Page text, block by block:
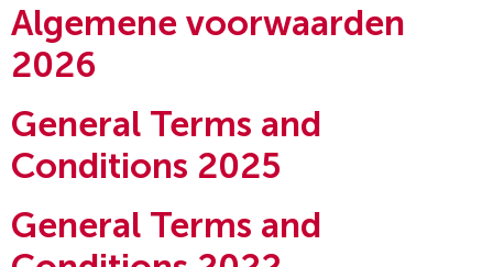
Algemene voorwaarden
2026
General Terms and
Conditions 2025
General Terms and